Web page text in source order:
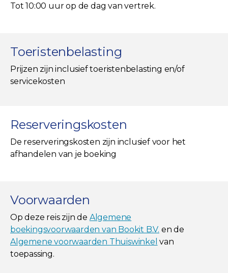
Tot 10:00 uur op de dag van vertrek.
Toeristenbelasting
Prijzen zijn inclusief toeristenbelasting en/of
servicekosten
Reserveringskosten
De reserveringskosten zijn inclusief voor het
afhandelen van je boeking
Voorwaarden
Op deze reis zijn de Algemene
boekingsvoorwaarden van Bookit B.V. en de
Algemene voorwaarden Thuiswinkel van
toepassing.